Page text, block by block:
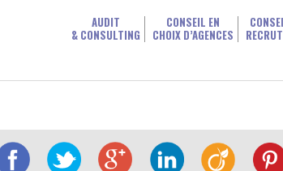
AUDIT
& CONSULTING
CONSEIL EN
CHOIX D’AGENCES